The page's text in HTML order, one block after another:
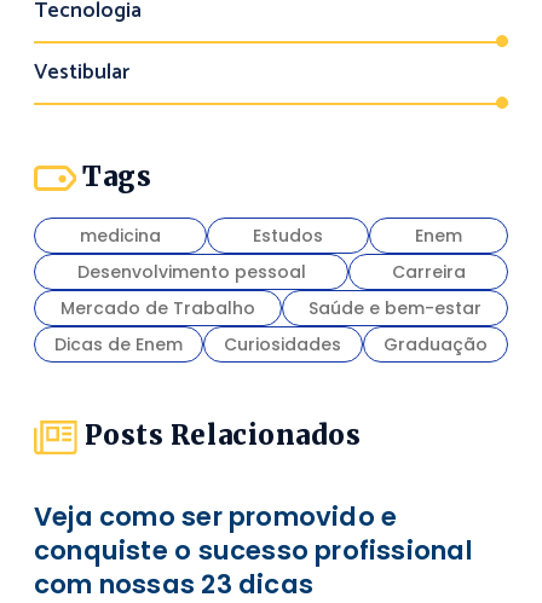
Tecnologia
Vestibular
Tags
medicina Estudos
Enem
Desenvolvimento pessoal
Carreira
Mercado de Trabalho
Saúde e bem-estar
Dicas de Enem
Curiosidades Graduação
Posts Relacionados
Veja como ser promovido e
conquiste o sucesso profissional
com nossas 23 dicas